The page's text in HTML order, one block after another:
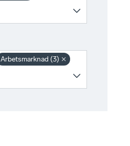
Arbetsmarknad (3)